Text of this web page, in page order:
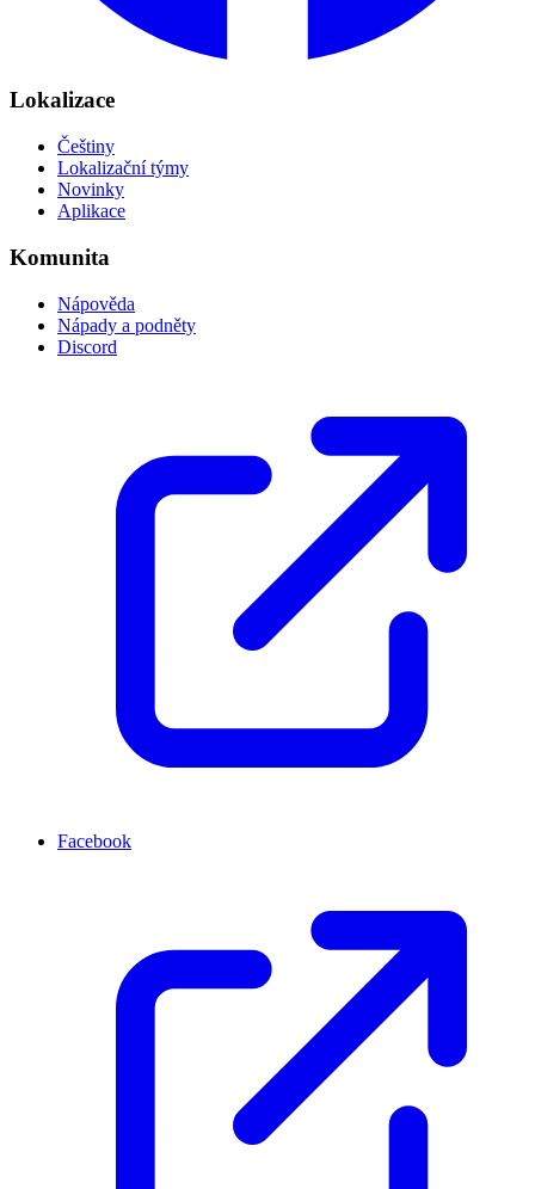
Lokalizace
Češtiny
Lokalizační týmy
Novinky
Aplikace
Komunita
Nápověda
Nápady a podněty
Discord
Facebook